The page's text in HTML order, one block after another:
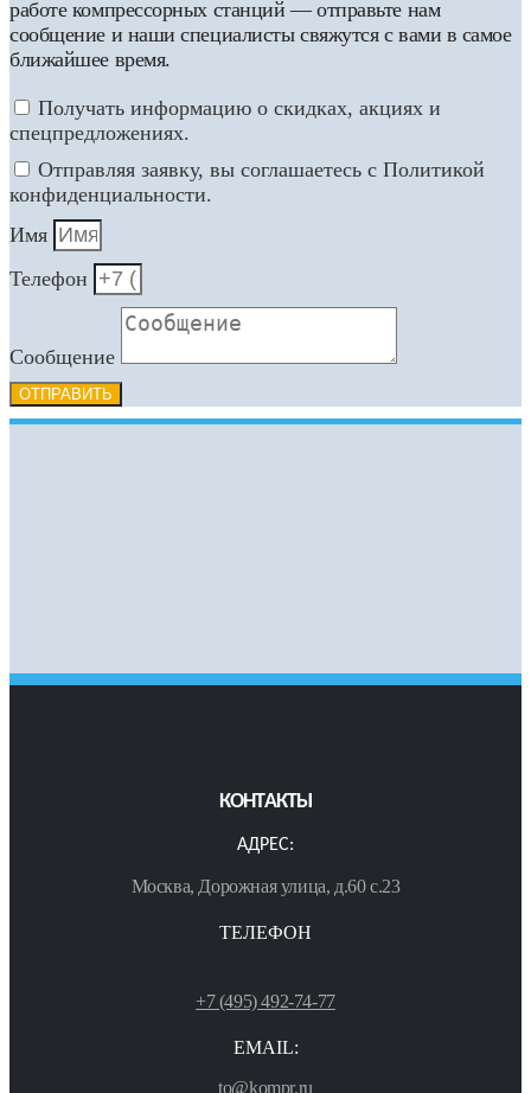
работе компрессорных станций — отправьте нам
сообщение и наши специалисты свяжутся с вами в самое
ближайшее время.
Получать информацию о скидках, акциях и
спецпредложениях.
Отправляя заявку, вы соглашаетесь с Политикой
конфиденциальности.
Имя
Телефон
Сообщение
ОТПРАВИТЬ
КОНТАКТЫ
АДРЕС:
Москва, Дорожная улица, д.60 с.23
ТЕЛЕФОН
+7 (495) 492-74-77
EMAIL:
to@kompr.ru